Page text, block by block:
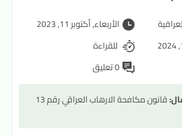
الأربعاء, أكتوبر 11, 2023
للقراءة
0 تعليق
قانون مكافحة الارهاب العراقي رقم 13